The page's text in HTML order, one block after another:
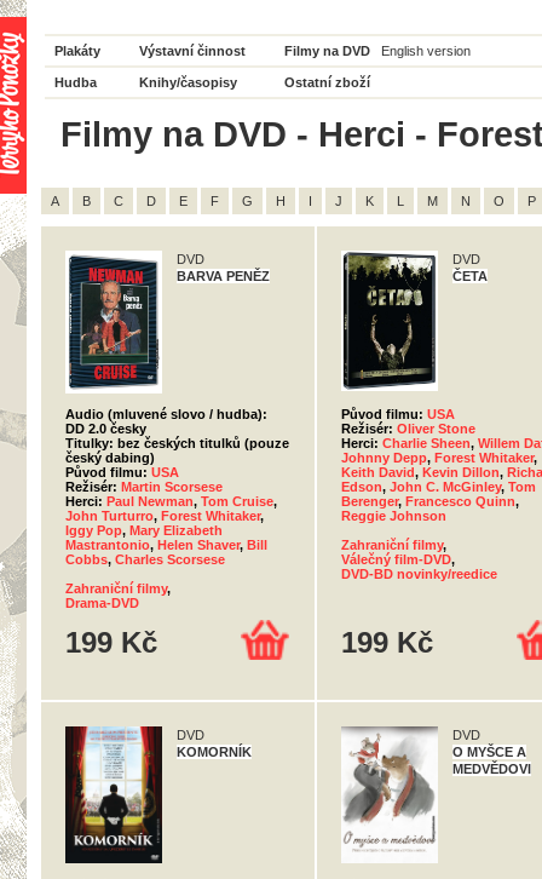
Plakáty Výstavní činnost Filmy na DVD English version
Hudba Knihy/časopisy Ostatní zboží
Filmy na DVD - Herci -
A B C D E F G H I J K L M N O P
DVD
BARVA PENĚZ
Audio (mluvené slovo / hudba):
DD 2.0 česky
Titulky: bez českých titulků (pouze
český dabing)
Původ filmu: USA
Režisér: Martin Scorsese
Herci: Paul Newman, Tom Cruise,
John Turturro, Forest Whitaker,
Iggy Pop, Mary Elizabeth
Mastrantonio, Helen Shaver, Bill
Cobbs, Charles Scorsese
Zahraniční filmy,
Drama-DVD
199 Kč
DVD
ČETA
Původ filmu: USA
Režisér: Oliver Stone
Herci: Charlie Sheen, Willem
Johnny Depp, Forest Whitaker,
Keith David, Kevin Dillon,
Edson, John C. McGinley, Tom
Berenger, Francesco Quinn,
Reggie Johnson
Zahraniční filmy,
Válečný film-DVD,
DVD-BD novinky/reedice
199 Kč
DVD
KOMORNÍK
DVD
O MYŠCE A
MEDVĚDOVI